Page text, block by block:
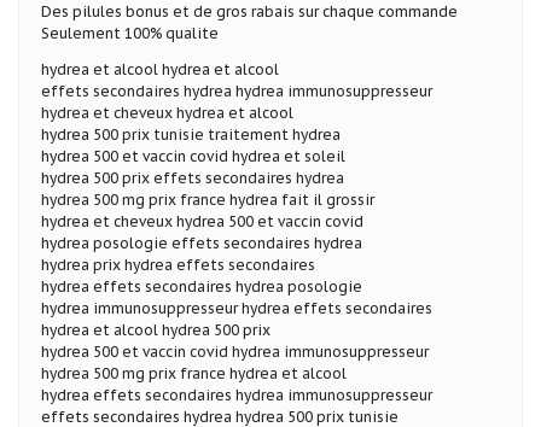
Des pilules bonus et de gros rabais sur chaque commande
Seulement 100% qualite
hydrea et alcool hydrea et alcool
effets secondaires hydrea hydrea immunosuppresseur
hydrea et cheveux hydrea et alcool
hydrea 500 prix tunisie traitement hydrea
hydrea 500 et vaccin covid hydrea et soleil
hydrea 500 prix effets secondaires hydrea
hydrea 500 mg prix france hydrea fait il grossir
hydrea et cheveux hydrea 500 et vaccin covid
hydrea posologie effets secondaires hydrea
hydrea prix hydrea effets secondaires
hydrea effets secondaires hydrea posologie
hydrea immunosuppresseur hydrea effets secondaires
hydrea et alcool hydrea 500 prix
hydrea 500 et vaccin covid hydrea immunosuppresseur
hydrea 500 mg prix france hydrea et alcool
hydrea effets secondaires hydrea immunosuppresseur
effets secondaires hydrea hydrea 500 prix tunisie